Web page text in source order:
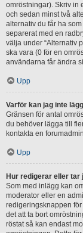
omröstningar). Skriv in
och sedan minst två
alternativ du får ha
separerat med en
välja under “Alternativ
ska vara (0 för en
användarna får ändra
Upp
Varför kan jag inte
Gränsen för antal
du behöver lägga till
kontakta en
Upp
Hur redigerar eller tar
Som med inlägg kan
moderator eller en
redigeringsknappen
det att ta bort
röstat så kan endast